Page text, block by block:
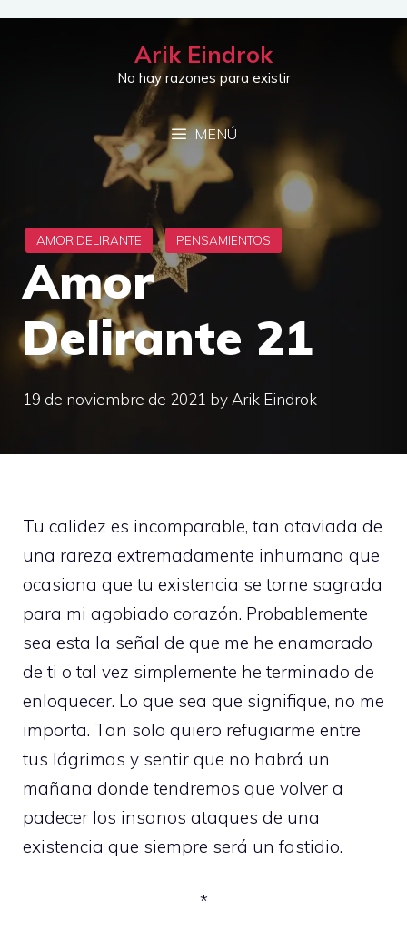
Saltar
Arik Eindrok
No hay razones para existir
MENÚ
Amor
Delirante 21
19 de noviembre de 2021 by Arik Eindrok
Tu calidez es incomparable, tan ataviada de
una rareza extremadamente inhumana que
ocasiona que tu existencia se torne sagrada
para mi agobiado corazón. Probablemente
sea esta la señal de que me he enamorado
de ti o tal vez simplemente he terminado de
enloquecer. Lo que sea que signifique, no me
importa. Tan solo quiero refugiarme entre
tus lágrimas y sentir que no habrá un
mañana donde tendremos que volver a
padecer los insanos ataques de una
existencia que siempre será un fastidio.
*